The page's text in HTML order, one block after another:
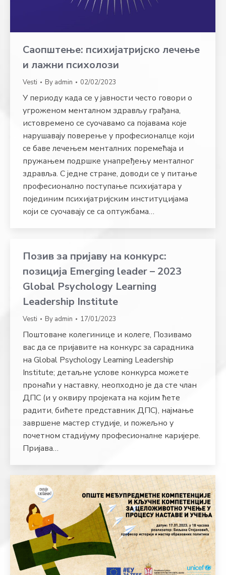
Саопштење: психијатријско лечење
и лажни психолози
Vesti By admin 02/02/2023
У периоду када се у јавности често говори о
угроженом менталном здрављу грађана,
истовремено се суочавамо са појавама које
нарушавају поверење у професионалце који
се баве лечењем менталних поремећаја и
пружањем подршке унапређењу менталног
здравља. С једне стране, доводи се у питање
професионално поступање психијатара у
појединим психијатријским институцијама
који се суочавају се са оптужбама…
Позив за пријаву на конкурс:
позиција Emerging leader – 2023
Global Psychology Learning
Leadership Institute
Vesti By admin 17/01/2023
Поштоване колегинице и колеге, Позивамо
вас да се пријавите на конкурс за сарадника
на Global Psychology Learning Leadership
Institute; детаљне услове конкурса можете
пронаћи у наставку, неопходно је да сте члан
ДПС (и у оквиру пројеката на којим ћете
радити, бићете представник ДПС), најмање
завршене мастер студије, и пожељно у
почетном стадијуму професионалне каријере.
Пријава…